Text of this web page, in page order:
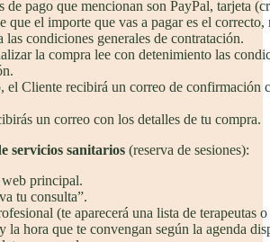
de pago que mencionan son PayPal, tarjeta
que el importe que vas a pagar es el
las condiciones generales de contratación.
la compra lee con detenimiento las
el Cliente recibirá un correo de
un correo con los detalles de tu compra.
servicios sanitarios (reserva de sesiones):
principal.
tu consulta”.
(te aparecerá una lista de
la hora que te convengan según la agenda